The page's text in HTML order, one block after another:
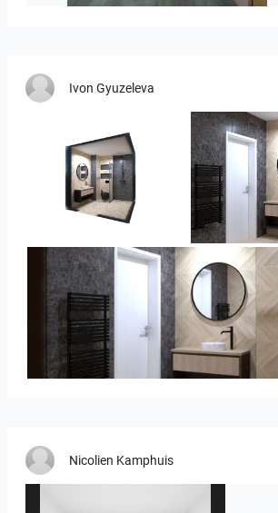
Ivon Gyuzeleva
Ivelin_7
Ivelin_7
Nicolien Kamphuis